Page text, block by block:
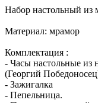
Набор настольный из
Материал: мрамор
Комплектация :
- Часы настольные из
(Георгий
- Зажигалка
- Пепельница.